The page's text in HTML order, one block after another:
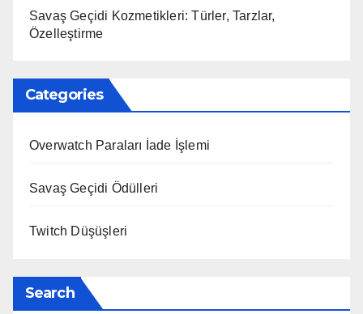
Savaş Geçidi Kozmetikleri: Türler, Tarzlar,
Özelleştirme
Categories
Overwatch Paraları İade İşlemi
Savaş Geçidi Ödülleri
Twitch Düşüşleri
Search